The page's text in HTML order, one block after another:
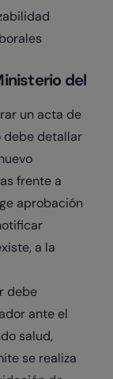
del
un acta de
debe detallar
frente a
aprobación
a la
debe
ante el
salud,
se realiza